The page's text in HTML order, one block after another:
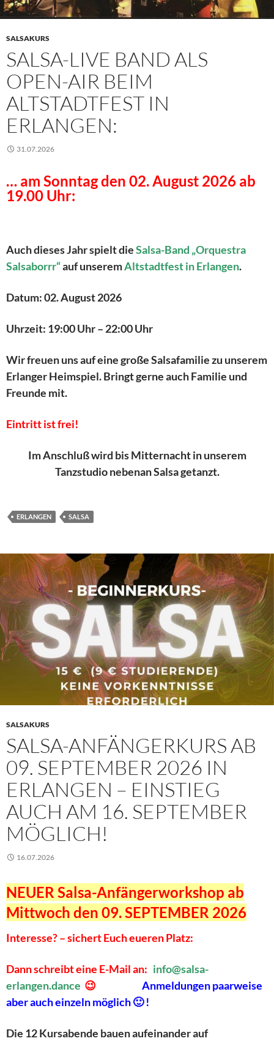
SALSAKURS
SALSA-LIVE BAND ALS
OPEN-AIR BEIM
ALTSTADTFEST IN
ERLANGEN:
31.07.2026
… am Sonntag den 02. August 2026 ab
19.00 Uhr:
Auch dieses Jahr spielt dieSalsa-Band „Orquestra
Salsaborrr“auf unseremAltstadtfest in Erlangen.
Datum: 02. August 2026
Uhrzeit: 19:00 Uhr – 22:00 Uhr
Wir freuen uns auf eine große Salsafamilie zu unserem
Erlanger Heimspiel. Bringt gerne auch Familie und
Freunde mit.
Eintritt ist frei!
Im Anschluß wird bis Mitternacht in unserem
Tanzstudio nebenan Salsa getanzt.
ERLANGEN SALSA
SALSAKURS
SALSA-ANFÄNGERKURS AB
09. SEPTEMBER 2026 IN
ERLANGEN – EINSTIEG
AUCH AM 16. SEPTEMBER
MÖGLICH!
16.07.2026
NEUER Salsa-Anfängerworkshop ab
Mittwoch den 09. SEPTEMBER 2026
Interesse? – sichert Euch eueren Platz:
Dann schreibt eine E-Mail an: info@salsa-
erlangen.dance 😉
Anmeldungen paarweise
aber auch einzeln möglich 🙂 !
Die 12 Kursabende bauen aufeinander auf